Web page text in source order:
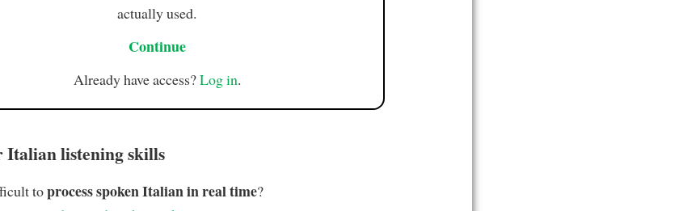
actually used.
Continue
Already have access?Log in.
Italian listening skills
toprocess spoken Italian in real time?